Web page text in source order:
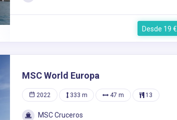
Desde 19 €
MSC World Europa
2022 333 m 47 m 13
MSC Cruceros